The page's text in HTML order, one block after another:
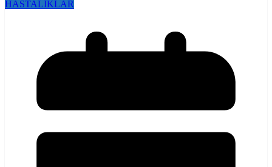
HASTALIKLAR